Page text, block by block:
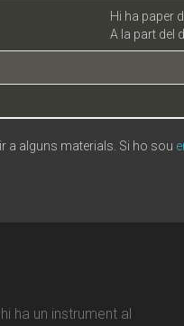
Hi ha paper
A la part del
a alguns materials. Si ho sou
ha un instrument al